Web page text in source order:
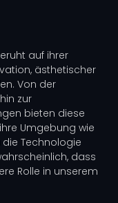
auf ihrer
ästhetischer
Von der
zur
bieten diese
Umgebung wie
Technologie
dass
Rolle in unserem